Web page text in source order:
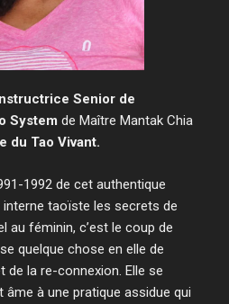
Instructrice Senior de
System de Maître Mantak Chia
du Tao Vivant.
1992 de cet authentique
interne taoïste les secrets de
au féminin, c’est le coup de
quelque chose en elle de
de la re-connexion. Elle se
à une pratique assidue qui